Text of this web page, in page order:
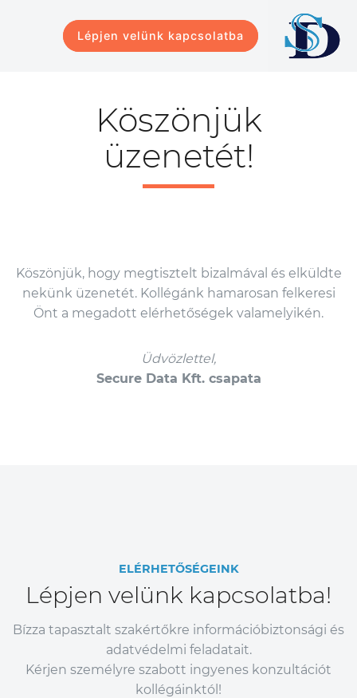
Lépjen velünk kapcsolatba
Köszönjük
üzenetét!
Köszönjük, hogy megtisztelt bizalmával és elküldte
nekünk üzenetét. Kollégánk hamarosan felkeresi
Önt a megadott elérhetőségek valamelyikén.
Üdvözlettel,
Secure Data Kft. csapata
ELÉRHETŐSÉGEINK
Lépjen velünk kapcsolatba!
Bízza tapasztalt szakértőkre információbiztonsági és
adatvédelmi feladatait.
Kérjen személyre szabott ingyenes konzultációt
kollégáinktól!